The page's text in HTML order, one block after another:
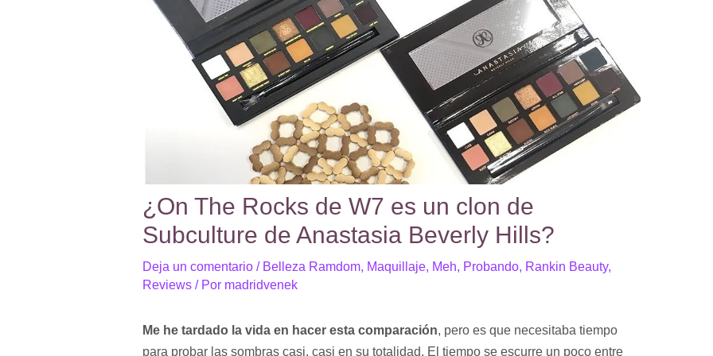
¿On The Rocks de W7 es un clon de
Subculture de Anastasia Beverly Hills?
Deja un comentario / Belleza Ramdom, Maquillaje, Meh, Probando, Rankin Beauty,
Reviews/ Por madridvenek
Me he tardado la vida en hacer esta comparación, pero es que necesitaba tiempo
para probar las sombras casi, casi en su totalidad. El tiempo se escurre un poco entre